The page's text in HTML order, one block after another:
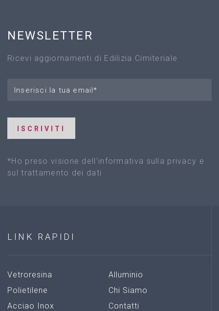
NEWSLETTER
Ricevi aggiornamenti di Edilizia Cimiteriale
ISCRIVITI
*Ho preso visione dell'informativa sulla privacy e
sul trattamento dei dati
LINK RAPIDI
Vetroresina
Polietilene
Acciao Inox
Alluminio
Chi Siamo
Contatti